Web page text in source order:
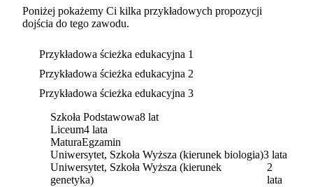
Poniżej pokażemy Ci kilka przykładowych propozycji
dojścia do tego zawodu.
Przykładowa ścieżka edukacyjna 1
Przykładowa ścieżka edukacyjna 2
Przykładowa ścieżka edukacyjna 3
Szkoła Podstawowa8 lat
Liceum4 lata
MaturaEgzamin
Uniwersytet, Szkoła Wyższa (kierunek biologia)3 lata
Uniwersytet, Szkoła Wyższa (kierunek
genetyka)
2
lata